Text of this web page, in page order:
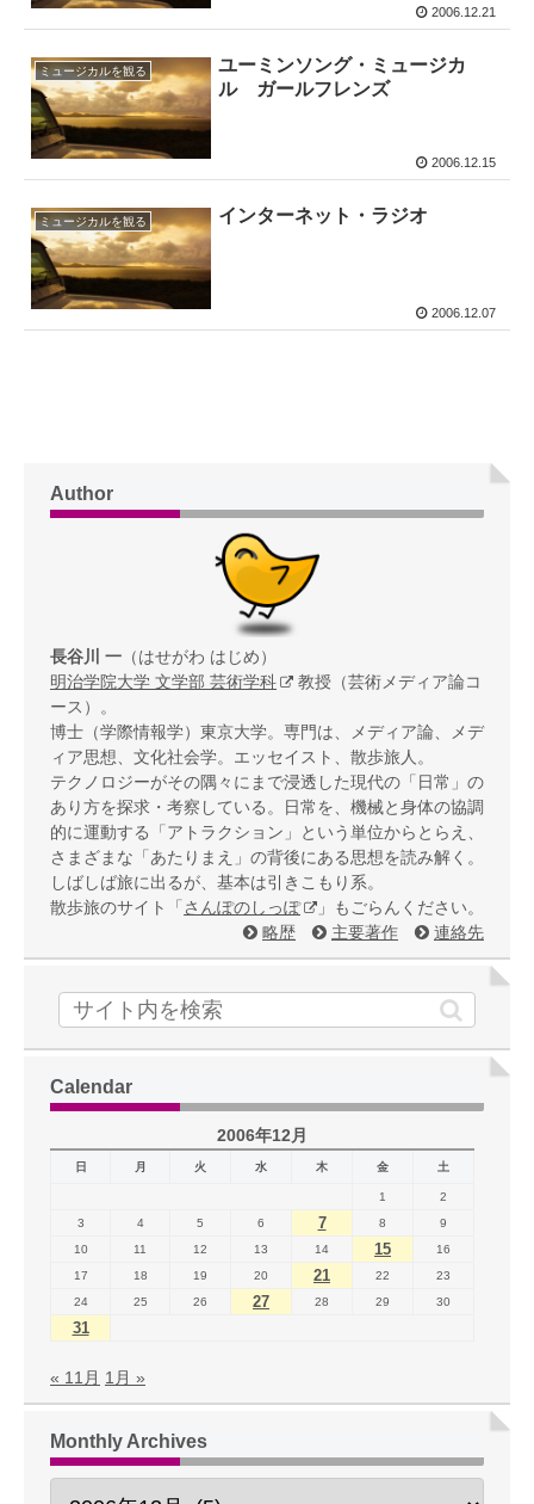
2006.12.21
ミュージカルを観る
ユーミンソング・ミュージカ
ル ガールフレンズ
2006.12.15
ミュージカルを観る インターネット・ラジオ
2006.12.07
Author
長谷川 一 （はせがわ はじめ）
明治学院大学 文学部 芸術学科
教授（芸術メディア論コ
ース）。
博士（学際情報学）東京大学。専門は、メディア論、メデ
ィア思想、文化社会学。エッセイスト、散歩旅人。
テクノロジーがその隅々にまで浸透した現代の「日常」の
あり方を探求・考察している。日常を、機械と身体の協調
的に運動する「アトラクション」という単位からとらえ、
さまざまな「あたりまえ」の背後にある思想を読み解く。
しばしば旅に出るが、基本は引きこもり系。
散歩旅のサイト「 さんぽのしっぽ
」もごらんください。
略歴
主要著作 連絡先
Calendar
2006年12月
日 月 火 水 木 金 土
1
2
3
4 5 6 7 8
9
10
11 12 13 14 15
16
17
18 19 20 21 22
23
24
25 26 27 28 29 30
31
« 11月 1月 »
Monthly Archives